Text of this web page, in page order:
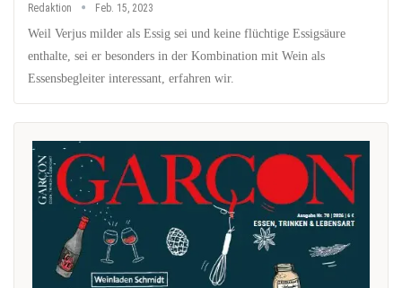
Redaktion Feb. 15, 2023
Weil Verjus milder als Essig sei und keine flüchtige Essigsäure
enthalte, sei er besonders in der Kombination mit Wein als
Essensbegleiter interessant, erfahren wir.